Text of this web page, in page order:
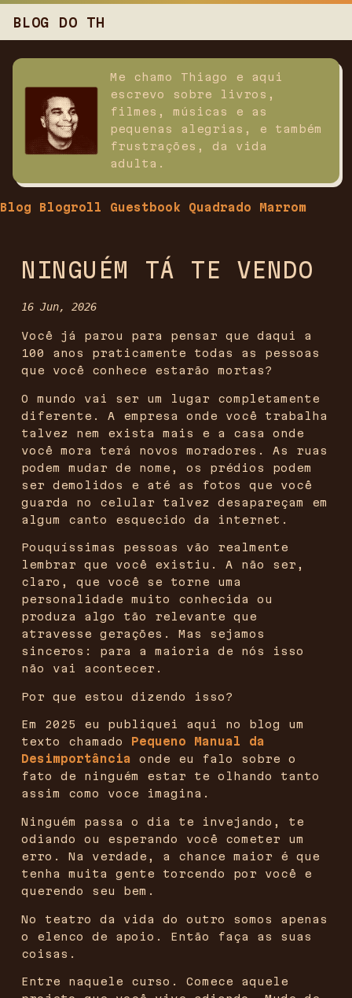
BLOG DO TH
Me chamo Thiago e aqui
escrevo sobre livros,
filmes, músicas e as
pequenas alegrias, e também
frustrações, da vida
adulta.
Blog Blogroll Guestbook Quadrado Marrom
NINGUÉM TÁ TE VENDO
16 Jun, 2026
Você já parou para pensar que daqui a
100 anos praticamente todas as pessoas
que você conhece estarão mortas?
O mundo vai ser um lugar completamente
diferente. A empresa onde você trabalha
talvez nem exista mais e a casa onde
você mora terá novos moradores. As ruas
podem mudar de nome, os prédios podem
ser demolidos e até as fotos que você
guarda no celular talvez desapareçam em
algum canto esquecido da internet.
Pouquíssimas pessoas vão realmente
lembrar que você existiu. A não ser,
claro, que você se torne uma
personalidade muito conhecida ou
produza algo tão relevante que
atravesse gerações. Mas sejamos
sinceros: para a maioria de nós isso
não vai acontecer.
Por que estou dizendo isso?
Em 2025 eu publiquei aqui no blog um
texto chamado Pequeno Manual da
Desimportância
onde eu falo sobre o
fato de ninguém estar te olhando tanto
assim como voce imagina.
Ninguém passa o dia te invejando, te
odiando ou esperando você cometer um
erro. Na verdade, a chance maior é que
tenha muita gente torcendo por você e
querendo seu bem.
No teatro da vida do outro somos apenas
o elenco de apoio. Então faça as suas
coisas.
Entre naquele curso. Comece aquele